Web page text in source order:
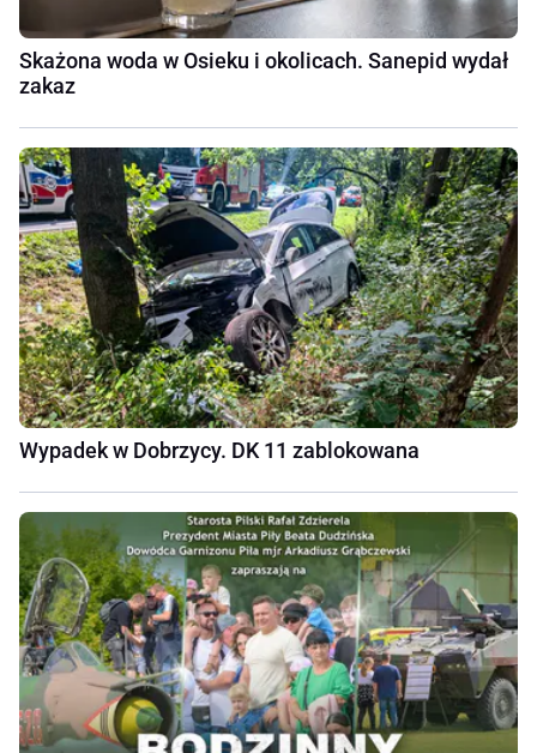
Skażona woda w Osieku i okolicach. Sanepid wydał
zakaz
Wypadek w Dobrzycy. DK 11 zablokowana